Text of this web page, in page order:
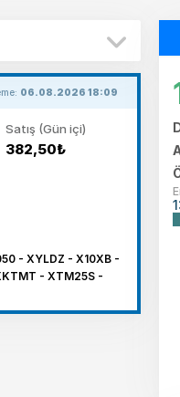
06.08.2026 18:09
Satış (Gün içi)
382,50₺
- XYLDZ - X10XB -
- XTM25S -